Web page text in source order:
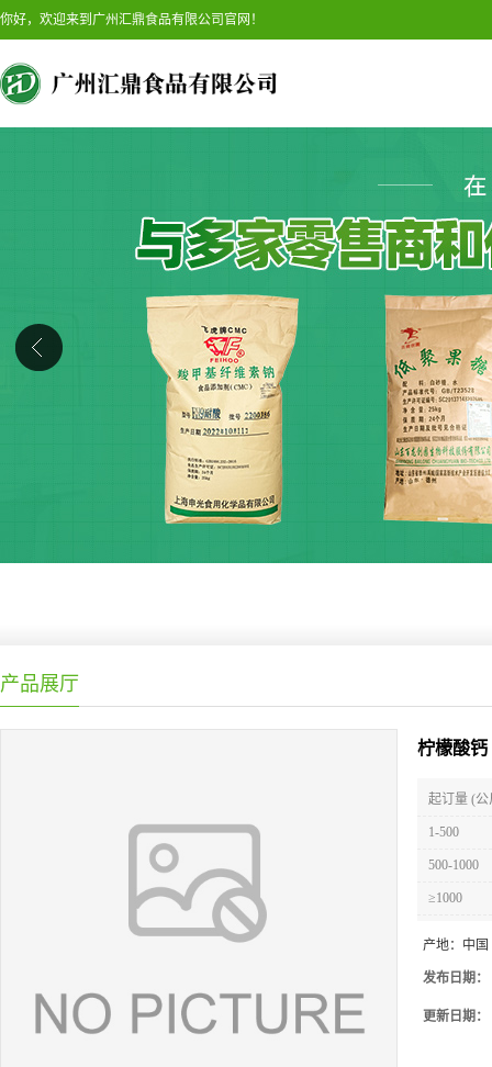
你好，欢迎来到广州汇鼎食品有限公司官网！
产品展厅
柠檬酸钙
起订量 (公
1-500
500-1000
≥1000
产地： 中国
发布日期：
更新日期：